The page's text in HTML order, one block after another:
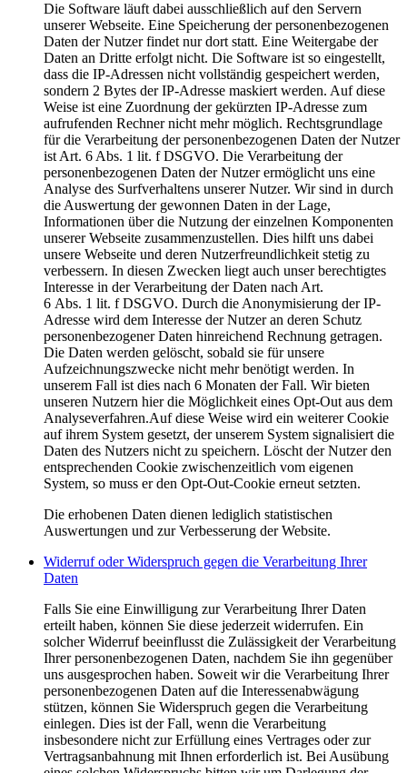
Die Software läuft dabei ausschließlich auf den Servern
unserer Webseite. Eine Speicherung der personenbezogenen
Daten der Nutzer findet nur dort statt. Eine Weitergabe der
Daten an Dritte erfolgt nicht. Die Software ist so eingestellt,
dass die IP-Adressen nicht vollständig gespeichert werden,
sondern 2 Bytes der IP-Adresse maskiert werden. Auf diese
Weise ist eine Zuordnung der gekürzten IP-Adresse zum
aufrufenden Rechner nicht mehr möglich. Rechtsgrundlage
für die Verarbeitung der personenbezogenen Daten der Nutzer
ist Art. 6 Abs. 1 lit. f DSGVO. Die Verarbeitung der
personenbezogenen Daten der Nutzer ermöglicht uns eine
Analyse des Surfverhaltens unserer Nutzer. Wir sind in durch
die Auswertung der gewonnen Daten in der Lage,
Informationen über die Nutzung der einzelnen Komponenten
unserer Webseite zusammenzustellen. Dies hilft uns dabei
unsere Webseite und deren Nutzerfreundlichkeit stetig zu
verbessern. In diesen Zwecken liegt auch unser berechtigtes
Interesse in der Verarbeitung der Daten nach Art.
6 Abs. 1 lit. f DSGVO. Durch die Anonymisierung der IP-
Adresse wird dem Interesse der Nutzer an deren Schutz
personenbezogener Daten hinreichend Rechnung getragen.
Die Daten werden gelöscht, sobald sie für unsere
Aufzeichnungszwecke nicht mehr benötigt werden. In
unserem Fall ist dies nach 6 Monaten der Fall. Wir bieten
unseren Nutzern hier die Möglichkeit eines Opt-Out aus dem
Analyseverfahren.Auf diese Weise wird ein weiterer Cookie
auf ihrem System gesetzt, der unserem System signalisiert die
Daten des Nutzers nicht zu speichern. Löscht der Nutzer den
entsprechenden Cookie zwischenzeitlich vom eigenen
System, so muss er den Opt-Out-Cookie erneut setzten.
Die erhobenen Daten dienen lediglich statistischen
Auswertungen und zur Verbesserung der Website.
Widerruf oder Widerspruch gegen die Verarbeitung Ihrer
Daten
Falls Sie eine Einwilligung zur Verarbeitung Ihrer Daten
erteilt haben, können Sie diese jederzeit widerrufen. Ein
solcher Widerruf beeinflusst die Zulässigkeit der Verarbeitung
Ihrer personenbezogenen Daten, nachdem Sie ihn gegenüber
uns ausgesprochen haben. Soweit wir die Verarbeitung Ihrer
personenbezogenen Daten auf die Interessenabwägung
stützen, können Sie Widerspruch gegen die Verarbeitung
einlegen. Dies ist der Fall, wenn die Verarbeitung
insbesondere nicht zur Erfüllung eines Vertrages oder zur
Vertragsanbahnung mit Ihnen erforderlich ist. Bei Ausübung